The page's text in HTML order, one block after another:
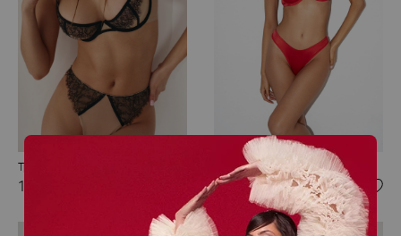
Трусики стринги
1 800 RUB
Трусики стринги
1 320 RUB